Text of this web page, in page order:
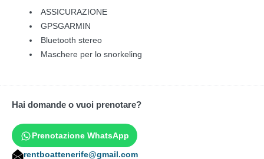
ASSICURAZIONE
GPSGARMIN
Bluetooth stereo
Maschere per lo snorkeling
Hai domande o vuoi prenotare?
Prenotazione WhatsApp
rentboattenerife@gmail.com